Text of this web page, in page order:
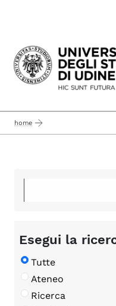
Passa al
home
Esegui la
Tutte
Ateneo
Ricerca